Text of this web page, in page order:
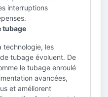
interruptions
tubage
technologie, les
tubage évoluent. De
le tubage enroulé
avancées,
et améliorent